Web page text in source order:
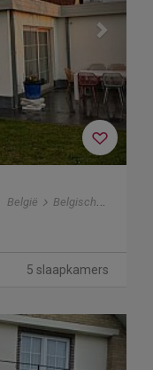
België Belgische kust
5 slaapkamers
Next